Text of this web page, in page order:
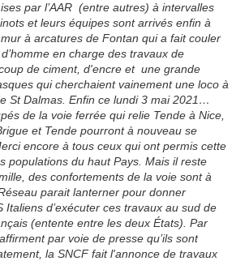
par l’AAR (entre autres) à intervalles
et leurs équipes sont arrivés enfin à
à arcatures de Fontan qui a fait couler
en charge des travaux de
de ciment, d'encre et une grande
qui cherchaient vainement une loco à
St Dalmas. Enfin ce lundi 3 mai 2021…
de la voie ferrée qui relie Tende à Nice,
et Tende pourront à nouveau se
encore à tous ceux qui ont permis cette
populations du haut Pays. Mais il reste
des confortements de la voie sont à
parait lanterner pour donner
Italiens d’exécuter ces travaux au sud de
(entente entre les deux États). Par
par voie de presse qu’ils sont
la SNCF fait l'annonce de travaux